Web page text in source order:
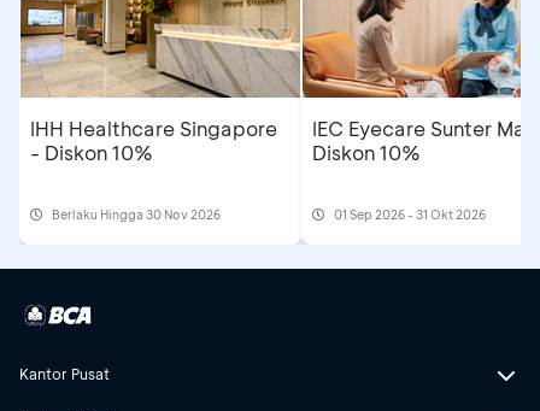
IHH Healthcare Singapore
- Diskon 10%
Berlaku Hingga 30 Nov 2026
IEC Eyecare Sunter
Diskon 10%
01 Sep 2026 - 31 Okt 2026
Kantor Pusat